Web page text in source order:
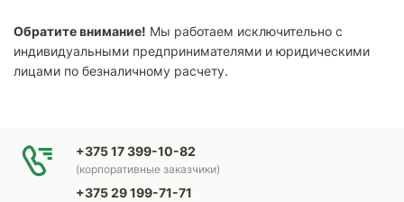
Обратите внимание! Мы работаем исключительно с
индивидуальными предпринимателями и юридическими
лицами по безналичному расчету.
+375 17 399-10-82
(корпоративные заказчики)
+375 29 199-71-71